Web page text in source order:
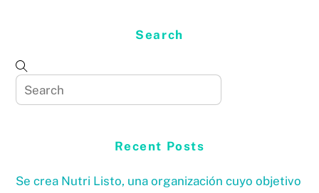
Search
Recent Posts
Se crea Nutri Listo, una organización cuyo objetivo